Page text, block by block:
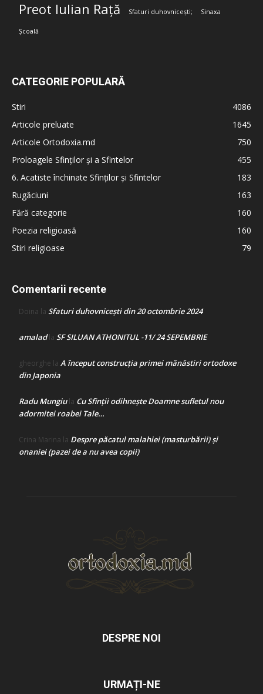
Preot Iulian Rață Sfaturi duhovnicești; Sinaxa
Școală
CATEGORIE POPULARĂ
Stiri
4086
Articole preluate
1645
Articole Ortodoxia.md
750
Proloagele Sfinților și a Sfintelor
455
6. Acatiste închinate Sfinților și Sfintelor
183
Rugăciuni
163
Fără categorie
160
Poezia religioasă
160
Stiri religioase
79
Comentarii recente
Doina la Sfaturi duhovnicești din 20 octombrie 2024
amaladla SF SILUAN ATHONITUL -11/ 24 SEPEMBRIE
gheorghe la A început construcţia primei mănăstiri ortodoxe
din Japonia
Radu Mungiula Cu Sfinții odihnește Doamne sufletul nou
adormitei roabei Tale…
Crina Marina la Despre păcatul malahiei (masturbării) şi
onaniei (pazei de a nu avea copii)
DESPRE NOI
URMAȚI-NE